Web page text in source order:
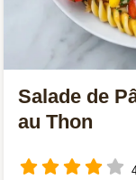
Salade de
au Thon